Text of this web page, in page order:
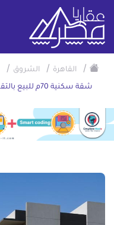
/ القاهرة / الشروق /
شقة سكنية 70م للبيع بالتقسيط بالشروق القاهرة